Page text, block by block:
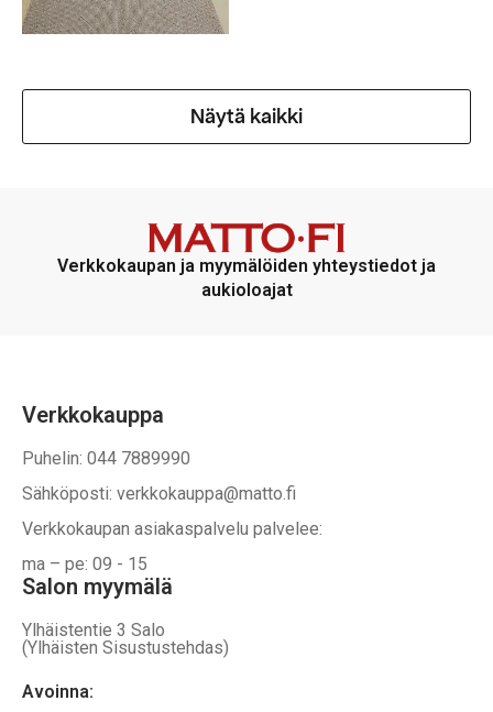
Näytä kaikki
Verkkokaupan ja myymälöiden yhteystiedot ja
aukioloajat
Verkkokauppa
Puhelin: 044 7889990
Sähköposti: verkkokauppa@matto.fi
Verkkokaupan asiakaspalvelu palvelee:
ma – pe: 09 - 15
Salon myymälä
Ylhäistentie 3 Salo
(Ylhäisten Sisustustehdas)
Avoinna: